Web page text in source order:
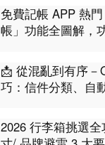
免費記帳 APP 熱
帳」功能全圖解，
📩 從混亂到有序－
巧：信件分類、自
2026 行李箱挑選